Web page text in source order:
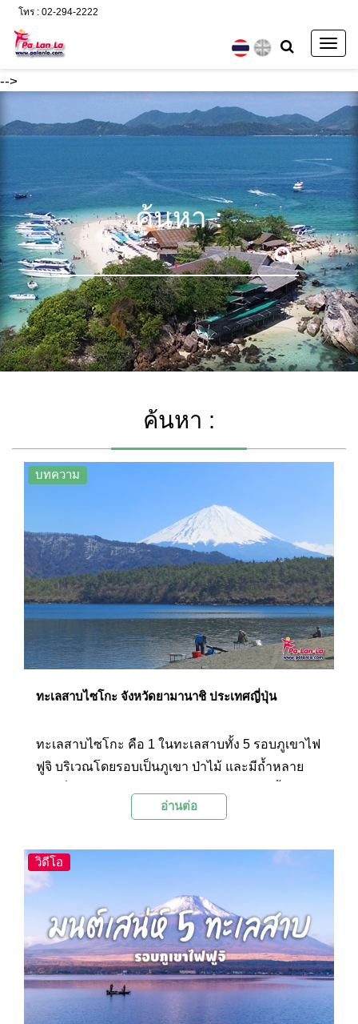
-->
โทร : 02-294-2222
ค้นหา :
ค้นหา :
บทความ
ทะเลสาบไซโกะ จังหวัดยามานาชิ ประเทศญี่ปุ่น
ทะเลสาบไซโกะ คือ 1 ในทะเลสาบทั้ง 5 รอบภูเขาไฟ
ฟูจิ บริเวณโดยรอบเป็นภูเขา ป่าไม้ และมีถ้ำหลาย
กับทะเลสาบคาวากุจิโกะ ในจังหวัดยามานาชิ
อ่านต่อ
วิดีโอ